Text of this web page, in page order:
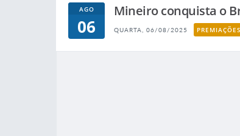
AGO
06
Mineiro conquista o
QUARTA, 06/08/2025 PREMIAÇÕES